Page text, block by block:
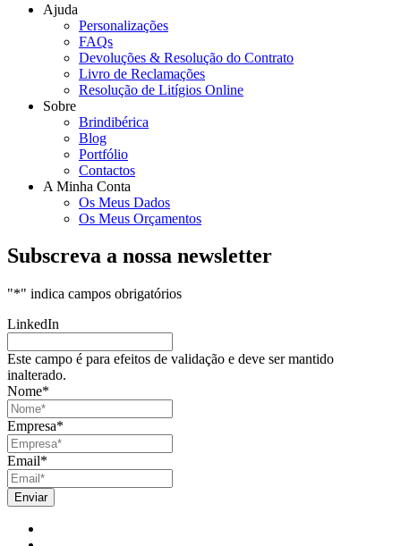
Ajuda
Personalizações
FAQs
Devoluções & Resolução do Contrato
Livro de Reclamações
Resolução de Litígios Online
Sobre
Brindibérica
Blog
Portfólio
Contactos
A Minha Conta
Os Meus Dados
Os Meus Orçamentos
Subscreva a nossa newsletter
"*" indica campos obrigatórios
LinkedIn
Este campo é para efeitos de validação e deve ser mantido
inalterado.
Nome*
Empresa*
Email*